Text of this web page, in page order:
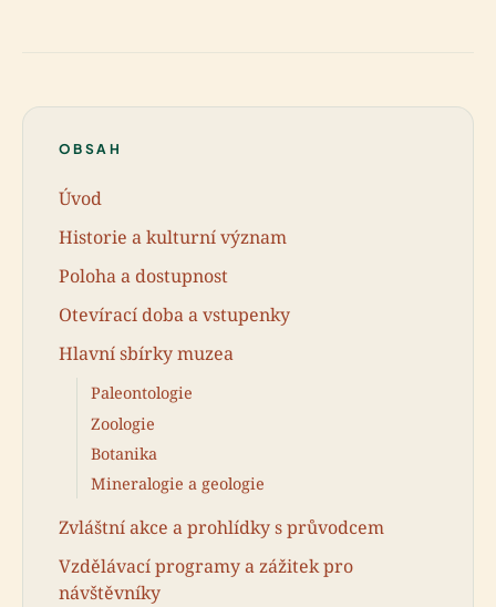
OBSAH
Úvod
Historie a kulturní význam
Poloha a dostupnost
Otevírací doba a vstupenky
Hlavní sbírky muzea
Paleontologie
Zoologie
Botanika
Mineralogie a geologie
Zvláštní akce a prohlídky s průvodcem
Vzdělávací programy a zážitek pro
návštěvníky